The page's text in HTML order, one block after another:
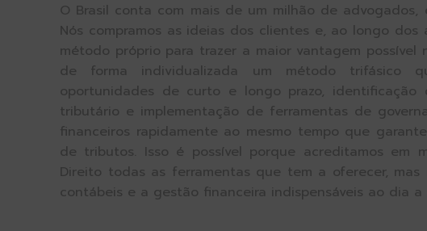
O Brasil conta com mais de um milhão de
Nós compramos as ideias dos clientes e, ao longo dos
método próprio para trazer a maior vantagem possível
de forma individualizada um método trifásico
oportunidades de curto e longo prazo, identificação
tributário e implementação de ferramentas de
financeiros rapidamente ao mesmo tempo que
de tributos. Isso é possível porque acreditamos em
Direito todas as ferramentas que tem a oferecer,
contábeis e a gestão financeira indispensáveis ao dia a